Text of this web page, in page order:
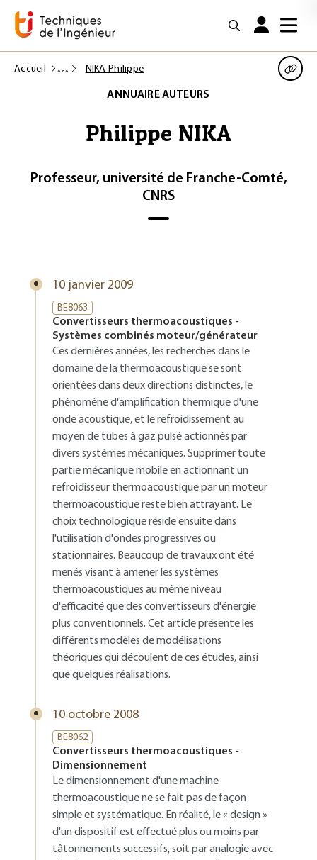
Accueil NIKA Philippe
ANNUAIRE AUTEURS
Philippe NIKA
Professeur, université de Franche-Comté,
CNRS
10 janvier 2009
BE8063
Convertisseurs thermoacoustiques -
Systèmes combinés moteur/générateur
Ces dernières années, les recherches dans le
domaine de la thermoacoustique se sont
orientées dans deux directions distinctes, le
phénomène d'amplification thermique d'une
onde acoustique, et le refroidissement au
moyen de tubes à gaz pulsé actionnés par
divers systèmes mécaniques. Supprimer toute
partie mécanique mobile en actionnant un
refroidisseur thermoacoustique par un moteur
thermoacoustique reste bien attrayant. Le
choix technologique réside ensuite dans
l'utilisation d'ondes progressives ou
stationnaires. Beaucoup de travaux ont été
menés visant à amener les systèmes
thermoacoustiques au même niveau
d'efficacité que des convertisseurs d'énergie
plus conventionnels. Cet article présente les
différents modèles de modélisations
théoriques qui découlent de ces études, ainsi
que quelques réalisations.
10 octobre 2008
BE8062
Convertisseurs thermoacoustiques -
Dimensionnement
Le dimensionnement d'une machine
thermoacoustique ne se fait pas de façon
simple et systématique. En réalité, le « design »
d'un dispositif est effectué plus ou moins par
tâtonnements successifs, soit par analogie avec